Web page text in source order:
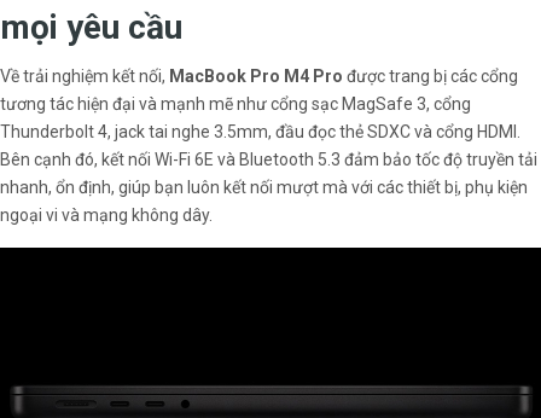
mọi yêu cầu
Về trải nghiệm kết nối, MacBook Pro M4 Pro được trang bị các cổng
tương tác hiện đại và mạnh mẽ như cổng sạc MagSafe 3, cổng
Thunderbolt 4, jack tai nghe 3.5mm, đầu đọc thẻ SDXC và cổng HDMI.
Bên cạnh đó, kết nối Wi-Fi 6E và Bluetooth 5.3 đảm bảo tốc độ truyền tải
nhanh, ổn định, giúp bạn luôn kết nối mượt mà với các thiết bị, phụ kiện
ngoại vi và mạng không dây.